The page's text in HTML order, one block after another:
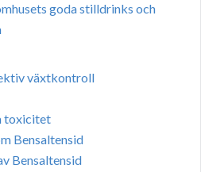
goda stilldrinks och
växtkontroll
toxicitet
Bensaltensid
Bensaltensid